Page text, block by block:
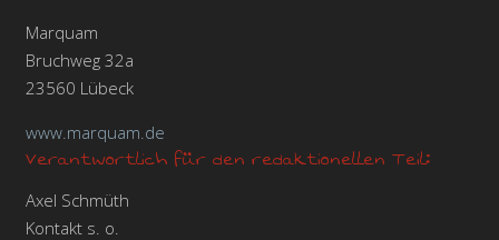
Marquam
Bruchweg 32a
23560 Lübeck
www.marquam.de
Verantwortlich für den redaktionellen Teil:
Axel Schmüth
Kontakt s. o.